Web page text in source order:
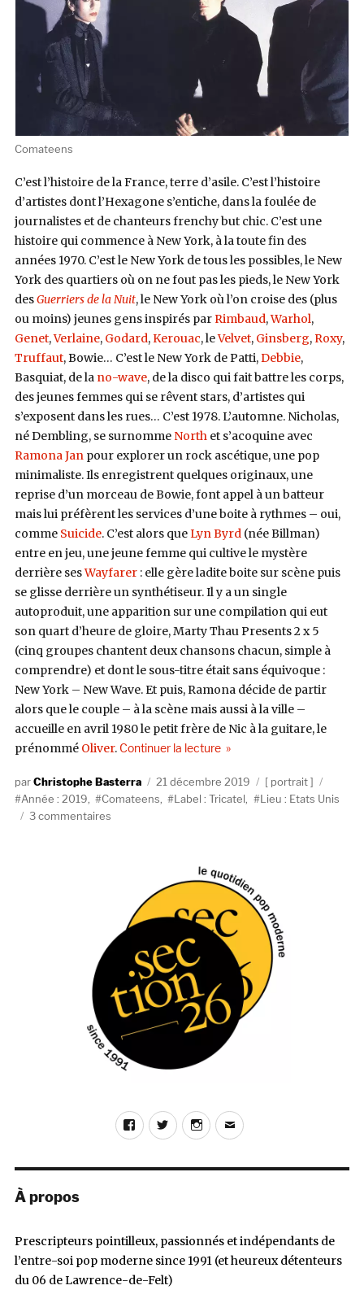
Comateens
C’est l’histoire de la France, terre d’asile. C’est l’histoire
d’artistes dont l’Hexagone s’entiche, dans la foulée de
journalistes et de chanteurs frenchy but chic. C’est une
histoire qui commence à New York, à la toute fin des
années 1970. C’est le New York de tous les possibles, le New
York des quartiers où on ne fout pas les pieds, le New York
desGuerriers de la Nuit, le New York où l’on croise des (plus
ou moins) jeunes gens inspirés parRimbaud,Warhol,
Genet,Verlaine, Godard,Kerouac, leVelvet, Ginsberg,Roxy,
Truffaut, Bowie… C’est le New York de Patti,Debbie,
Basquiat, de la no-wave, de la disco qui fait battre les corps,
des jeunes femmes qui se rêvent stars, d’artistes qui
s’exposent dans les rues… C’est 1978. L’automne. Nicholas,
né Dembling, se surnomme Northet s’acoquine avec
Ramona Janpour explorer un rock ascétique, une pop
minimaliste. Ils enregistrent quelques originaux, une
reprise d’un morceau de Bowie, font appel à un batteur
mais lui préfèrent les services d’une boite à rythmes – oui,
comme Suicide. C’est alors queLyn Byrd(née Billman)
entre en jeu, une jeune femme qui cultive le mystère
derrière sesWayfarer: elle gère ladite boite sur scène puis
se glisse derrière un synthétiseur. Il y a un single
autoproduit, une apparition sur une compilation qui eut
son quart d’heure de gloire, Marty Thau Presents 2 x 5
(cinq groupes chantent deux chansons chacun, simple à
comprendre) et dont le sous-titre était sans équivoque :
New York – New Wave. Et puis, Ramona décide de partir
alors que le couple – à la scène mais aussi à la ville –
accueille en avril 1980 le petit frère de Nic à la guitare, le
prénommé Oliver. Continuer la lecturede « Comateens :
AuteurChristophe Basterra
Publié
le
21 décembre 2019 Catégories
portrait
Année : 2019
Comateens Label : Tricatel
Lieu : Etats Unis
3 commentairessur
FacebookTwitterInstagram
E-
À propos
Prescripteurs pointilleux, passionnés et indépendants de
l’entre-soi pop moderne since 1991 (et heureux détenteurs
du 06 de Lawrence-de-Felt)